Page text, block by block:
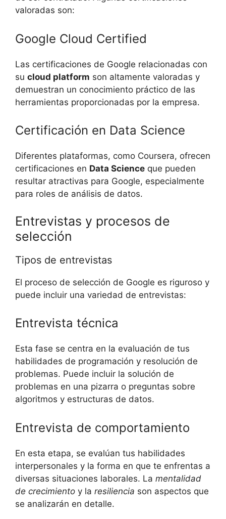
valoradas son:
Google Cloud Certified
Las certificaciones de Google relacionadas con
su cloud platform son altamente valoradas y
demuestran un conocimiento práctico de las
herramientas proporcionadas por la empresa.
Certificación en Data Science
Diferentes plataformas, como Coursera, ofrecen
certificaciones en Data Science que pueden
resultar atractivas para Google, especialmente
para roles de análisis de datos.
Entrevistas y procesos de
selección
Tipos de entrevistas
El proceso de selección de Google es riguroso y
puede incluir una variedad de entrevistas:
Entrevista técnica
Esta fase se centra en la evaluación de tus
habilidades de programación y resolución de
problemas. Puede incluir la solución de
problemas en una pizarra o preguntas sobre
algoritmos y estructuras de datos.
Entrevista de comportamiento
En esta etapa, se evalúan tus habilidades
interpersonales y la forma en que te enfrentas a
diversas situaciones laborales. La mentalidad
de crecimiento y la resiliencia son aspectos que
se analizarán en detalle.